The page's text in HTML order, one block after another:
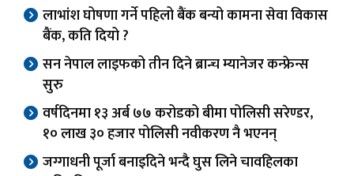
लाभांश घोषणा गर्ने पहिलो बैंक बन्यो कामना सेवा विकास
बैंक, कति दियो ?
सन नेपाल लाइफको तीन दिने ब्रान्च म्यानेजर कन्फ्रेन्स
सुरु
वर्षदिनमा १३ अर्ब ७७ करोडको बीमा पोलिसी सरेण्डर,
१० लाख ३० हजार पोलिसी नवीकरण नै भएनन्
जग्गाधनी पूर्जा बनाइदिने भन्दै घुस लिने चावहिलका